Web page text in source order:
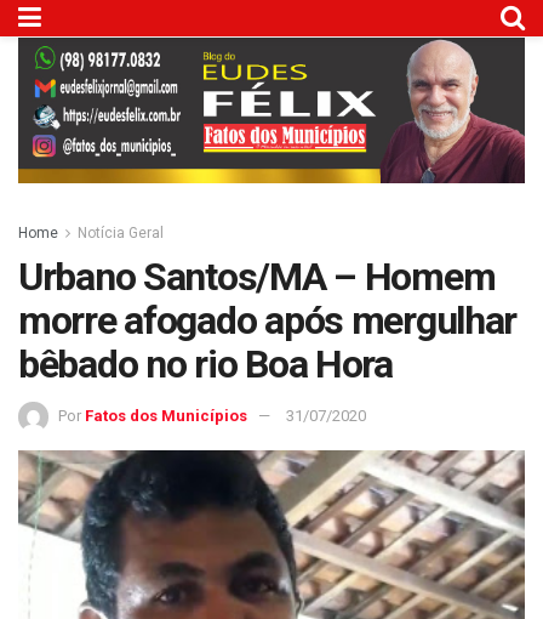
Home Notícia Geral
Urbano Santos/MA – Homem
morre afogado após mergulhar
bêbado no rio Boa Hora
Por Fatos dos Municípios 31/07/2020